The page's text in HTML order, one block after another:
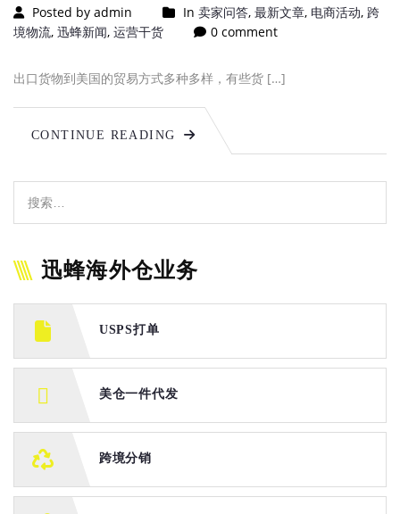
Posted by admin In 卖家问答, 最新文章, 电商活动, 跨
境物流, 迅蜂新闻, 运营干货 0 comment
出口货物到美国的贸易方式多种多样，有些货 […]
CONTINUE READING
迅蜂海外仓业务
USPS打单
美仓一件代发
跨境分销